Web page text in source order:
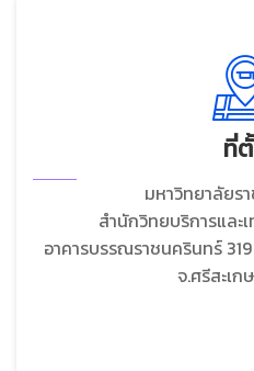
ที่
มหาวิทยาลัยร
สำนักวิทยบริการและ
อาคารบรรณราชนครินทร์
จ.ศรีสะเ